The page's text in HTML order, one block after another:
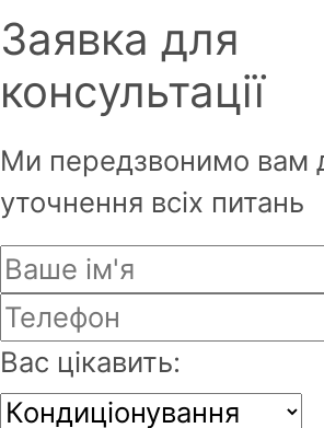
Ім'я*
Фамілія*
Email *
Пароль буде
Заявка для
консультації
Ми передзвонимо вам
уточнення всіх питань
Вас цікавить: